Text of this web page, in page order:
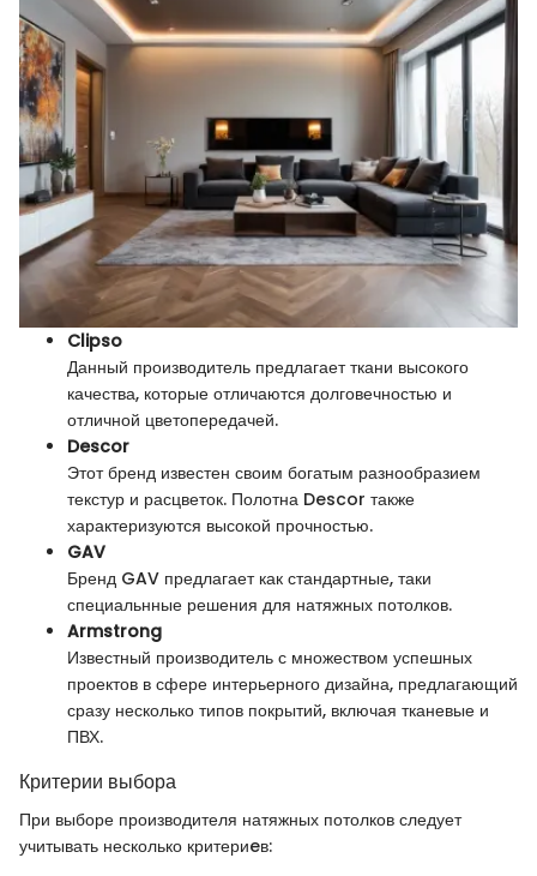
Clipso
Данный производитель предлагает ткани высокого
качества, которые отличаются долговечностью и
отличной цветопередачей.
Descor
Этот бренд известен своим богатым разнообразием
текстур и расцветок. Полотна Descor также
характеризуются высокой прочностью.
GAV
Бренд GAV предлагает как стандартные, таки
специальнные решения для натяжных потолков.
Armstrong
Известный производитель с множеством успешных
проектов в сфере интерьерного дизайна, предлагающий
сразу несколько типов покрытий, включая тканевые и
ПВХ.
Критерии выбора
При выборе производителя натяжных потолков следует
учитывать несколько критериeв: